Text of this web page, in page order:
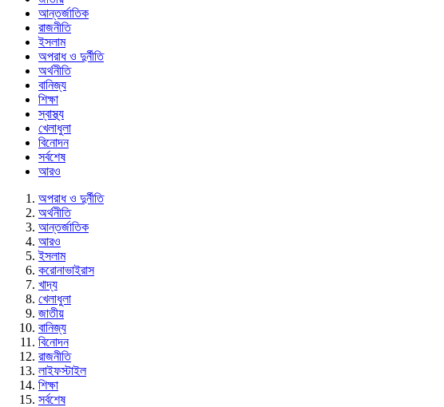
আন্তর্জাতিক
রাজনীতি
ইসলাম
অপরাধ ও দুর্নীতি
অর্থনীতি
বানিজ্য
শিক্ষা
স্বাস্থ্য
খেলাধুলা
বিনোদন
সর্বশেষ
আরও
অপরাধ ও দুর্নীতি
অর্থনীতি
আন্তর্জাতিক
আরও
ইসলাম
করোনাভাইরাস
খাদ্য
খেলাধুলা
জাতীয়
বানিজ্য
বিনোদন
রাজনীতি
লাইফস্টাইল
শিক্ষা
সর্বশেষ